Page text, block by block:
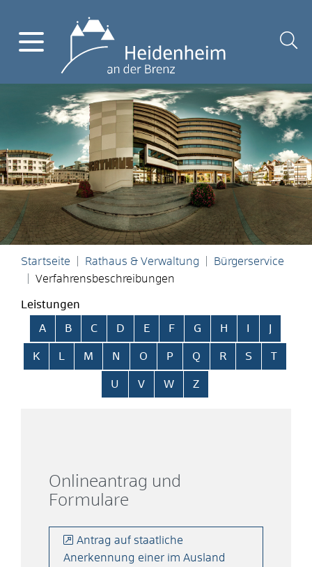
Startseite Rathaus & Verwaltung
Bürgerservice
Verfahrensbeschreibungen
Leistungen
Alphabetisches Register überspringen
A B C D E F G H
K L M N O P Q R S T
U V W Z
Onlineantrag und
Formulare
Antrag auf staatliche
Anerkennung einer im Ausland